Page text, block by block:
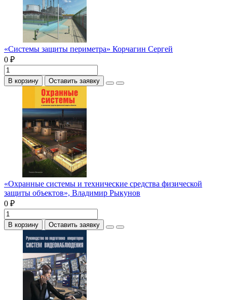
«Системы защиты периметра» Корчагин Сергей
0 ₽
В корзину Оставить заявку
«Охранные системы и технические средства физической
защиты объектов», Владимир Рыкунов
0 ₽
В корзину Оставить заявку